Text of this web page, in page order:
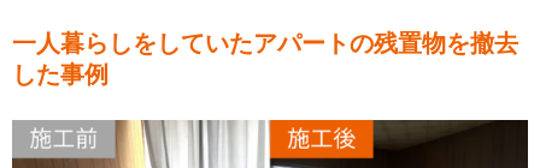
一人暮らしをしていたアパートの残置物を撤去
した事例